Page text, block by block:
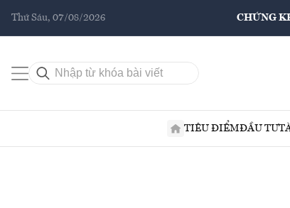
Thứ Sáu, 07/08/2026 CHỨNG
TIÊU ĐIỂMĐẦU TƯ